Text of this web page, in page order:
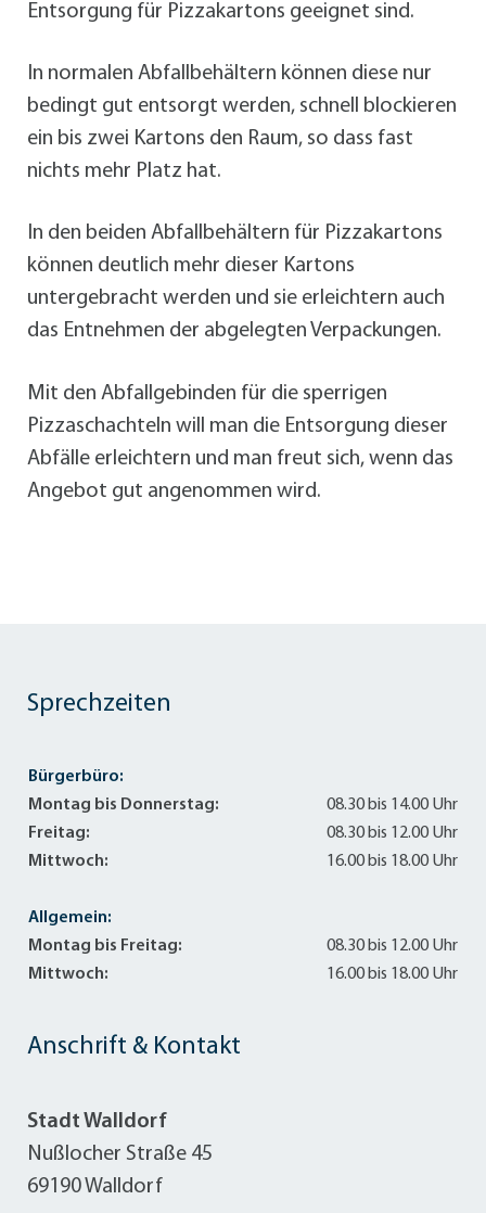
Entsorgung für Pizzakartons geeignet sind.
In normalen Abfallbehältern können diese nur
bedingt gut entsorgt werden, schnell blockieren
ein bis zwei Kartons den Raum, so dass fast
nichts mehr Platz hat.
In den beiden Abfallbehältern für Pizzakartons
können deutlich mehr dieser Kartons
untergebracht werden und sie erleichtern auch
das Entnehmen der abgelegten Verpackungen.
Mit den Abfallgebinden für die sperrigen
Pizzaschachteln will man die Entsorgung dieser
Abfälle erleichtern und man freut sich, wenn das
Angebot gut angenommen wird.
Anschrift & Kontakt
Stadt Walldorf
Nußlocher Straße 45
69190 Walldorf
Sprechzeiten
Bürgerbüro:
Montag bis Donnerstag:
08.30 bis 14.00 Uhr
Freitag:
08.30 bis 12.00 Uhr
Mittwoch:
16.00 bis 18.00 Uhr
Allgemein:
Montag bis Freitag:
08.30 bis 12.00 Uhr
Mittwoch:
16.00 bis 18.00 Uhr